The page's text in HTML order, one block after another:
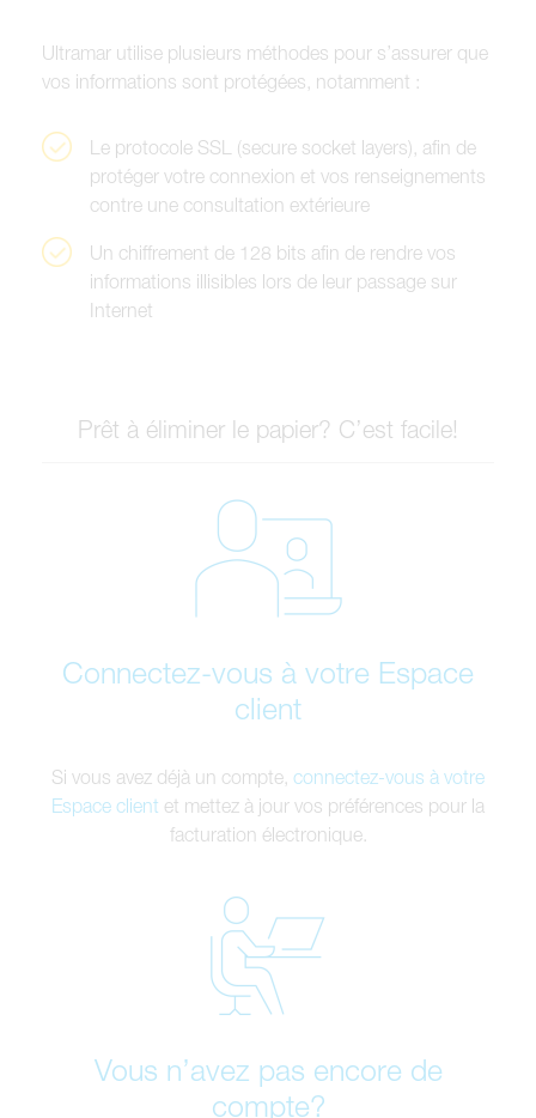
Ultramar utilise plusieurs méthodes pour s’assurer que
vos informations sont protégées notamment :
L e protocole SSL (secure socket layers) afin de
protéger votre connexion et vos renseignements
contre une consultation extérieure
Un chiffrement de 1 28 bits afin de rendre vos
informations illisibles lors de leur passage sur
Internet
Prêt à éliminer le papier? C’est facile!
Connectez-vous à votre Espace
client
Si vous avez déjà un compte, connectez-vous à votre
Espace client et mettez à jour vos préférences pour la
facturation électronique.
Vous n’avez pas encore de
compte?